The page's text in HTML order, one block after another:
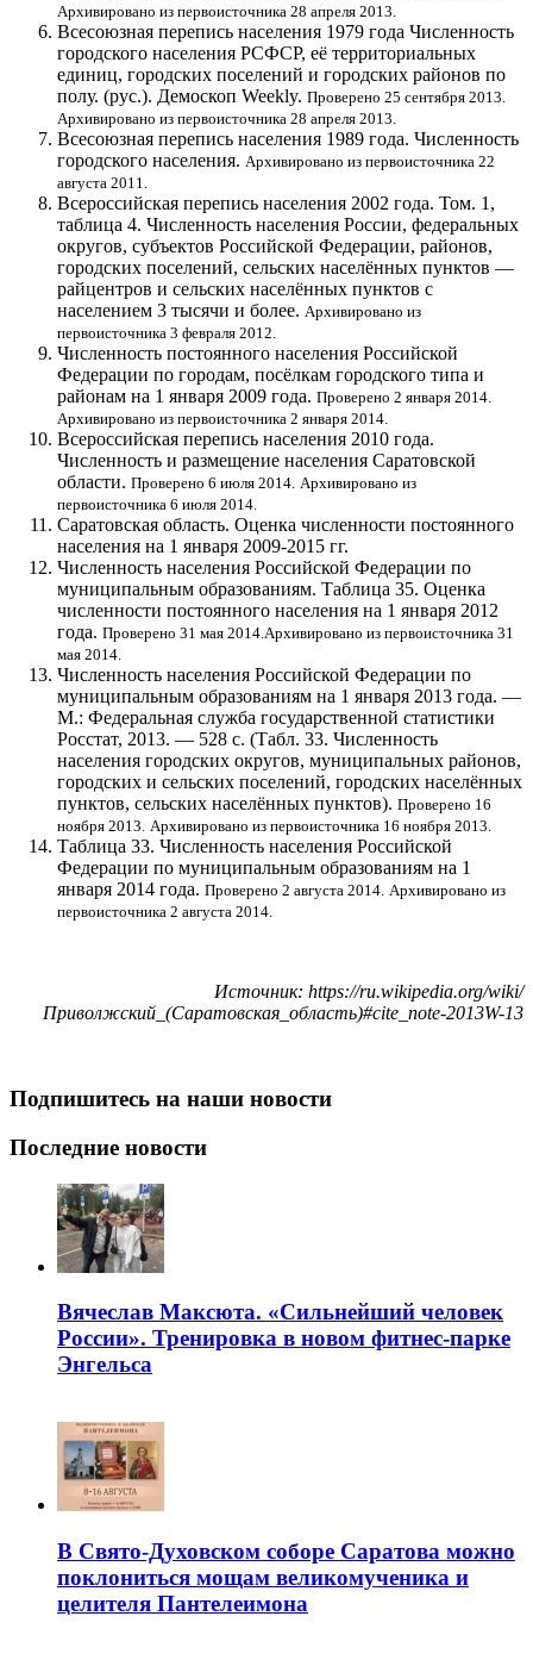
Архивировано из первоисточника 28 апреля 2013.
Всесоюзная перепись населения 1979 года Численность
городского населения РСФСР, её территориальных
единиц, городских поселений и городских районов по
полу. (рус.). Демоскоп Weekly. Проверено 25 сентября 2013.
Архивировано из первоисточника 28 апреля 2013.
Всесоюзная перепись населения 1989 года. Численность
городского населения. Архивировано из первоисточника 22
августа 2011.
Всероссийская перепись населения 2002 года. Том. 1,
таблица 4. Численность населения России, федеральных
округов, субъектов Российской Федерации, районов,
городских поселений, сельских населённых пунктов —
райцентров и сельских населённых пунктов с
населением 3 тысячи и более. Архивировано из
первоисточника 3 февраля 2012.
Численность постоянного населения Российской
Федерации по городам, посёлкам городского типа и
районам на 1 января 2009 года. Проверено 2 января 2014.
Архивировано из первоисточника 2 января 2014.
Всероссийская перепись населения 2010 года.
Численность и размещение населения Саратовской
области. Проверено 6 июля 2014. Архивировано из
первоисточника 6 июля 2014.
Саратовская область. Оценка численности постоянного
населения на 1 января 2009-2015 гг.
Численность населения Российской Федерации по
муниципальным образованиям. Таблица 35. Оценка
численности постоянного населения на 1 января 2012
года. Проверено 31 мая 2014. Архивировано из первоисточника 31
мая 2014.
Численность населения Российской Федерации по
муниципальным образованиям на 1 января 2013 года. —
М.: Федеральная служба государственной статистики
Росстат, 2013. — 528 с. (Табл. 33. Численность
населения городских округов, муниципальных районов,
городских и сельских поселений, городских населённых
пунктов, сельских населённых пунктов). Проверено 16
ноября 2013. Архивировано из первоисточника 16 ноября 2013.
Таблица 33. Численность населения Российской
Федерации по муниципальным образованиям на 1
января 2014 года. Проверено 2 августа 2014. Архивировано из
первоисточника 2 августа 2014.
Источник: https://ru.wikipedia.org/wiki/
Приволжский_(Саратовская_область)#cite_note-2013W-13
Подпишитесь на наши новости
Последние новости
Вячеслав Максюта. «Сильнейший человек
России». Тренировка в новом фитнес-парке
Энгельса
В Свято-Духовском соборе Саратова можно
поклониться мощам великомученика и
целителя Пантелеимона